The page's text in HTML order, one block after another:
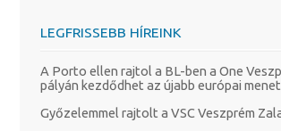
LEGFRISSEBB HÍREINK
A Porto ellen rajtol a BL-ben a One
pályán kezdődhet az újabb európai
Győzelemmel rajtolt a VSC Veszprém